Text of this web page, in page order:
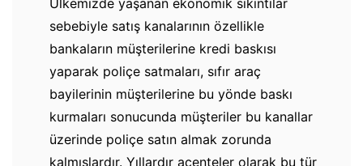
Ülkemizde yaşanan ekonomik sıkıntılar
sebebiyle satış kanalarının özellikle
bankaların müşterilerine kredi baskısı
yaparak poliçe satmaları, sıfır araç
bayilerinin müşterilerine bu yönde baskı
kurmaları sonucunda müşteriler bu kanallar
üzerinde poliçe satın almak zorunda
kalmışlardır. Yıllardır acenteler olarak bu tür